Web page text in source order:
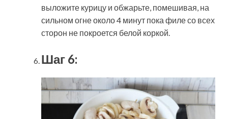
выложите курицу и обжарьте, помешивая, на
сильном огне около 4 минут пока филе со всех
сторон не покроется белой коркой.
Шаг 6: